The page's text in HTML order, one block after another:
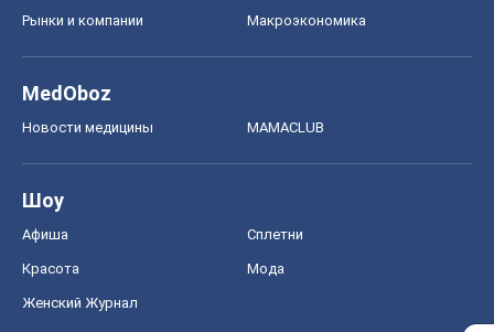
Рынки и компании Mакроэкономика
MedOboz
Новости медицины MAMACLUB
Шоу
Афиша Сплетни
Красота Мода
Женский Журнал